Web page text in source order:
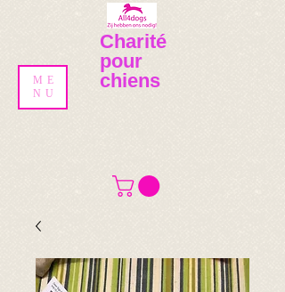
Charité
pour
chiens
ME
NU